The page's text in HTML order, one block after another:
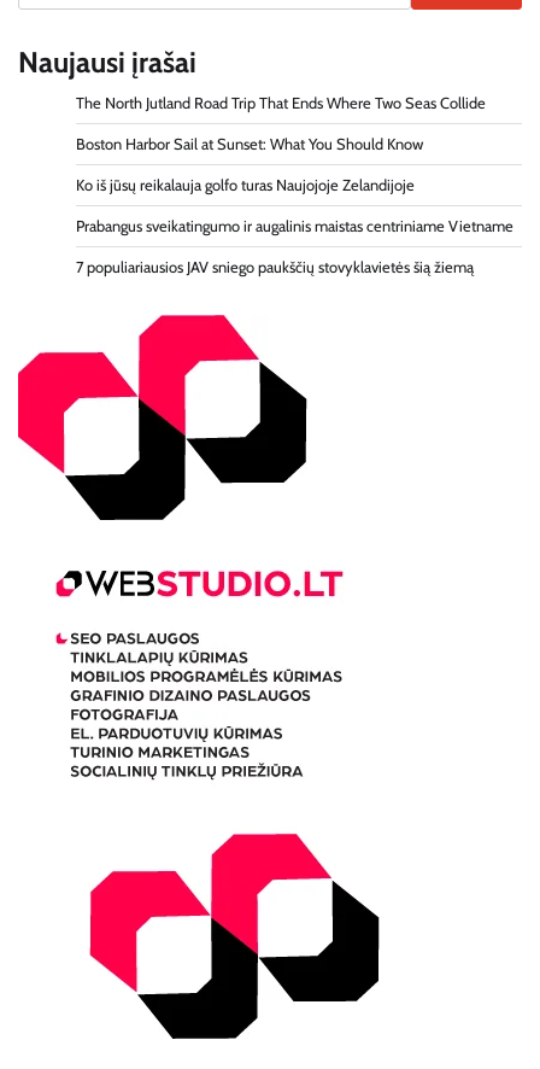
Naujausi įrašai
The North Jutland Road Trip That Ends Where Two Seas Collide
Boston Harbor Sail at Sunset: What You Should Know
Ko iš jūsų reikalauja golfo turas Naujojoje Zelandijoje
Prabangus sveikatingumo ir augalinis maistas centriniame Vietname
7 populiariausios JAV sniego paukščių stovyklavietės šią žiemą